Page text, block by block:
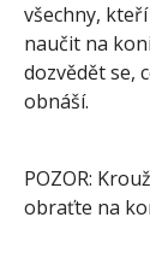
všechny,
naučit na
dozvědět se,
obnáší.
POZOR:
obraťte na